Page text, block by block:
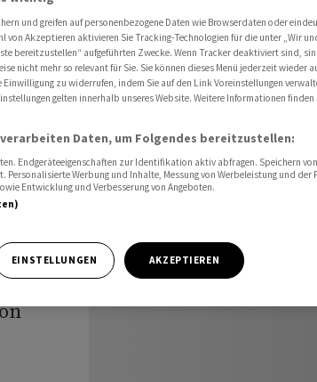
und greifen auf personenbezogene Daten wie Browserdaten oder
von Akzeptieren aktivieren Sie Tracking-Technologien für die unter „Wir
bereitzustellen“ aufgeführten Zwecke. Wenn Tracker deaktiviert sind,
nicht mehr so relevant für Sie. Sie können dieses Menü jederzeit wieder
zu widerrufen, indem Sie auf den Link Voreinstellungen
gelten innerhalb unseres Website. Weitere Informationen finden
Daten, um Folgendes bereitzustellen:
Endgeräteeigenschaften zur Identifikation aktiv abfragen. Speichern
Personalisierte Werbung und Inhalte, Messung von Werbeleistung und der
Entwicklung und Verbesserung von Angeboten.
EINSTELLUNGEN AKZEPTIEREN